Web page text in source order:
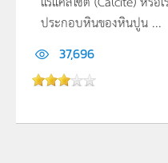
ประกอบหินของหินปูน ...
37,696